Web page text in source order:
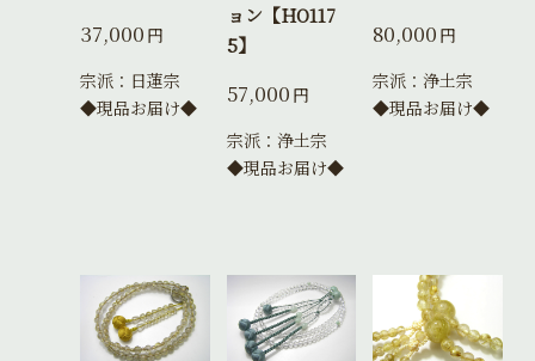
37,000 円
宗派：日蓮宗
◆現品お届け◆
ョン【HO117
5】
57,000 円
宗派：浄土宗
◆現品お届け◆
80,000 円
宗派：浄土宗
◆現品お届け◆